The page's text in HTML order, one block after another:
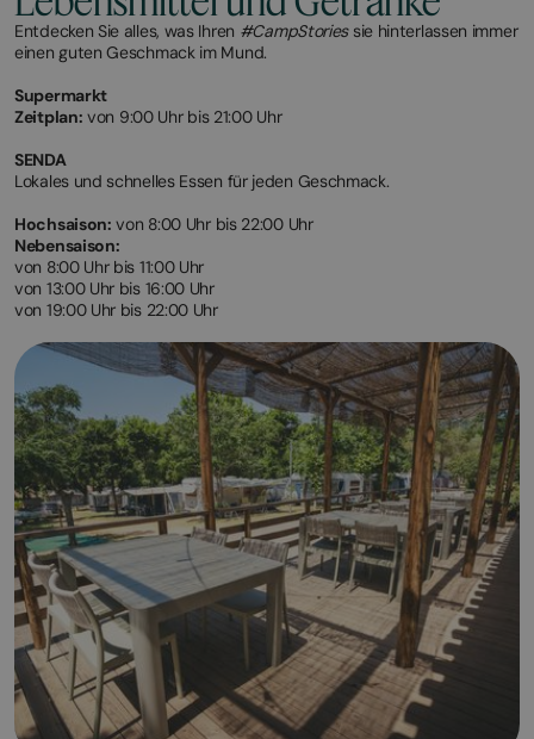
Entdecken Sie alles, was Ihren #CampStoriessie hinterlassen immer
einen guten Geschmack im Mund.
Supermarkt
Zeitplan: von 9:00 Uhr bis 21:00 Uhr
SENDA
Lokales und schnelles Essen für jeden Geschmack.
Hochsaison: von 8:00 Uhr bis 22:00 Uhr
Nebensaison:
von 8:00 Uhr bis 11:00 Uhr
von 13:00 Uhr bis 16:00 Uhr
von 19:00 Uhr bis 22:00 Uhr